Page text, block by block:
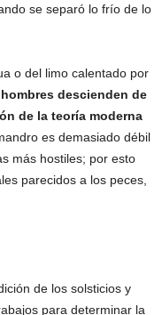
se separó lo frío de lo
o del limo calentado por
descienden de
de la teoría moderna
es demasiado débil
más hostiles; por esto
parecidos a los peces,
de los solsticios y
para determinar la